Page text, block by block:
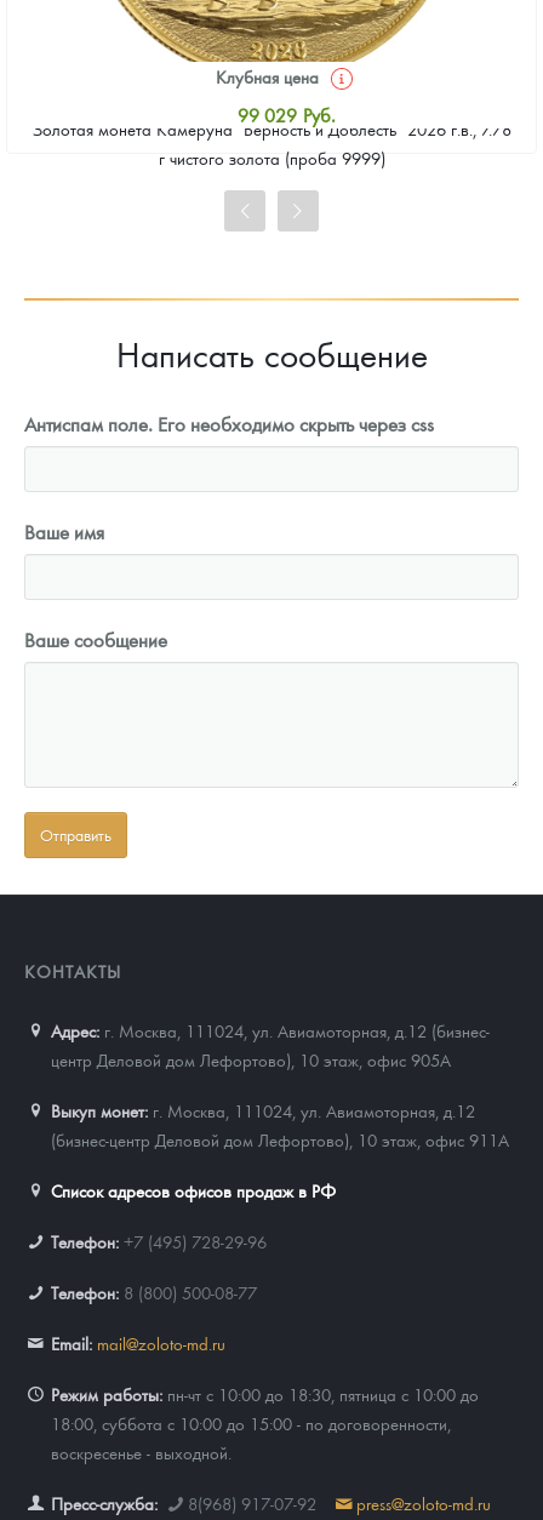
Золотая монета Камеруна "Верность и Доблесть" 2026 г.в., 7.78
г чистого золота (проба 9999)
Клубная цена
99 029 Руб.
Стандартная цена
Цена выкупа
Написать сообщение
Антиспам поле. Его необходимо скрыть через css
Ваше имя
Ваше сообщение
КОНТАКТЫ
Адрес: г. Москва, 111024 ул. Авиамоторная, д.12 (бизнес-
центр Деловой дом Лефортово), 10 этаж, офис 905А
Выкуп монет: г. Москва, 111024, ул. Авиамоторная, д.12
(бизнес-центр Деловой дом Лефортово), 10 этаж, офис 911А
Список адресов офисов продаж в РФ
Телефон: +7 (495) 728-29-96
Телефон: 8 (800) 500-08-77
Email: mail@zoloto-md.ru
Режим работы: пн-чт с 10:00 до 18:30, пятница с 10:00 до
18:00, суббота с 10:00 до 15:00 - по договоренности,
воскресенье - выходной.
Пресс-служба: 8(968) 917-07-92 press@zoloto-md.ru